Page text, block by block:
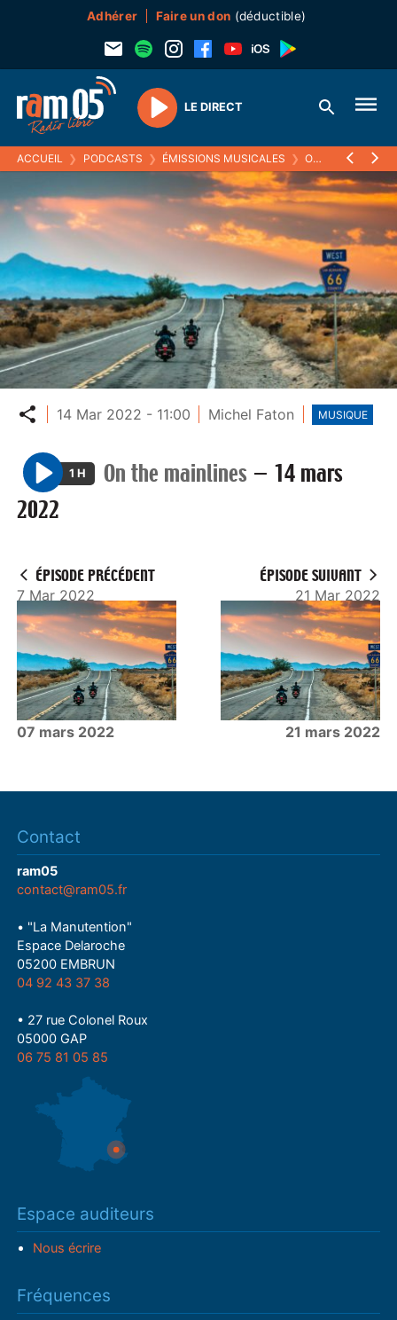
Adhérer Faire un don (déductible)
Play
LE DIRECT
ACCUEIL ❯ PODCASTS ❯ ÉMISSIONS MUSICALES ❯ ON THE MAINLINES
Partager
14 Mar 2022 - 11:00 Michel Faton MUSIQUE
P
l
1 H On the mainlines — 14 mars
2022
ÉPISODE PRÉCÉDENT
7 Mar 2022
07 mars 2022
ÉPISODE SUIVANT
21 Mar 2022
21 mars 2022
Contact
ram05
contact@ram05.fr
• "La Manutention"
Espace Delaroche
05200 EMBRUN
04 92 43 37 38
• 27 rue Colonel Roux
05000 GAP
06 75 81 05 85
Espace auditeurs
Nous écrire
Fréquences